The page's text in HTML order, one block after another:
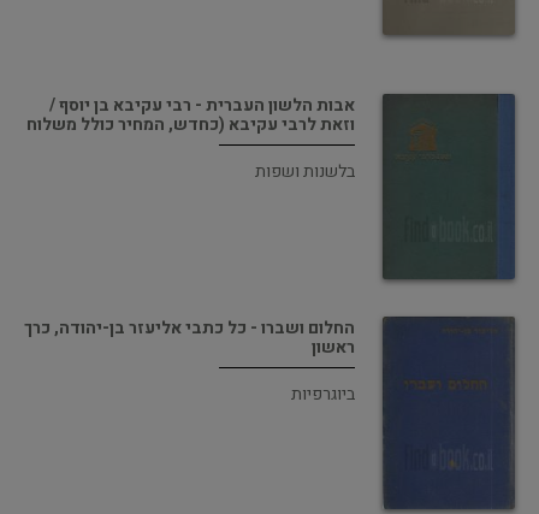
אבות הלשון העברית - רבי עקיבא בן יוסף /
וזאת לרבי עקיבא (כחדש, המחיר כולל משלוח
בלשנות ושפות
החלום ושברו - כל כתבי אליעזר בן-יהודה, כרך
ראשון
ביוגרפיות